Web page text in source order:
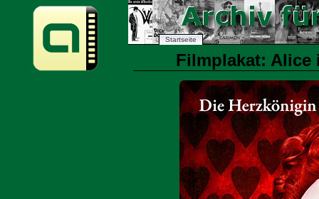
Startseite
Filmplakat: Alice